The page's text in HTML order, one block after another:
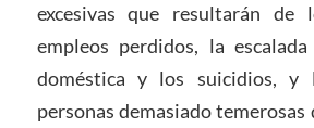
excesivas que resultarán de
empleos perdidos, la
doméstica y los suicidios, y
personas demasiado